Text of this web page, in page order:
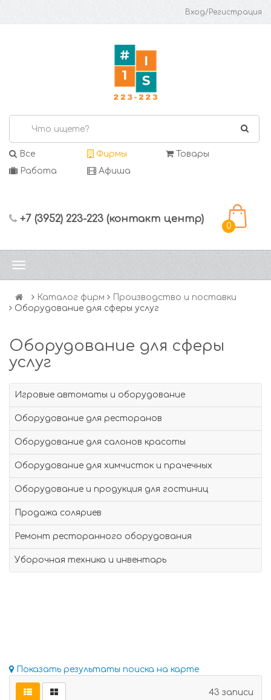
Вход/Регистрация
Все Фирмы
Товары
Работа
Афиша
+7 (3952) 223-223 (контакт центр)
0
Каталог фирм
Производство и поставки
Оборудование для сферы услуг
Оборудование для сферы
услуг
Игровые автоматы и оборудование
Оборудование для ресторанов
Оборудование для салонов красоты
Оборудование для химчисток и прачечных
Оборудование и продукция для гостиниц
Продажа соляриев
Ремонт ресторанного оборудования
Уборочная техника и инвентарь
Показать результаты поиска на карте
43 записи